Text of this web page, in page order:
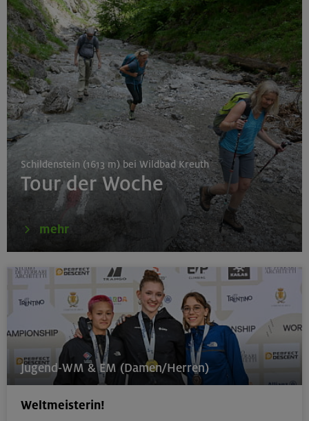
Südlicher Frankenjura
17./18./19.08.26
Grundkurs Klettern indoor
München
16.08.26
Karwendel-Runde
17.08.26
Klettertreff indoor
München
Schildenstein (1613 m) bei Wildbad Kreuth
Tour der Woche
mehr
Jugend-WM & EM (Damen/Herren)
Weltmeisterin!